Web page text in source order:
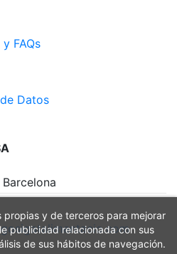
FAQs
Datos
propias y de terceros para mejorar
publicidad relacionada con sus
de sus hábitos de navegación.